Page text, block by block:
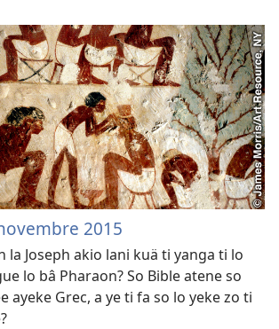
2015
la Joseph akio lani kuä ti yanga ti lo
lo bâ Pharaon? So Bible atene so
ayeke Grec, a ye ti fa so lo yeke zo ti